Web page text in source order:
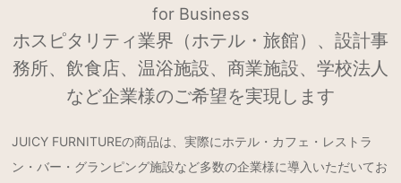
for Business
ホスピタリティ業界（ホテル・旅館）、設計事
務所、飲食店、温浴施設、商業施設、学校法人
など企業様のご希望を実現します
JUICY FURNITUREの商品は、実際にホテル・カフェ・レストラ
ン・バー・グランピング施設など多数の企業様に導入いただいてお